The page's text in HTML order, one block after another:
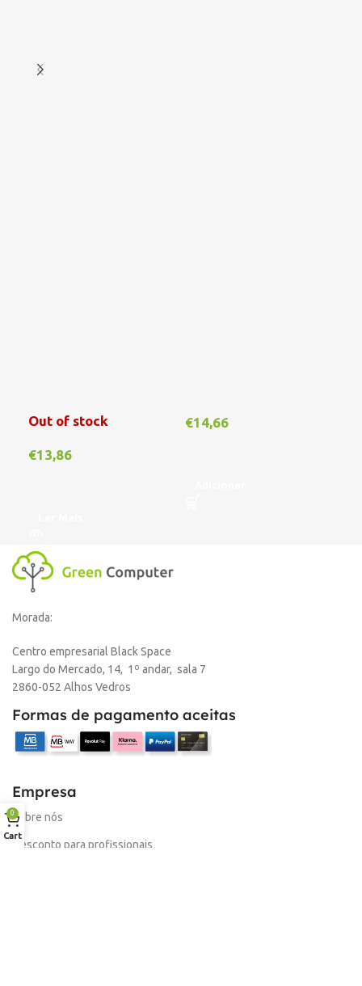
Out of stock
€13,86
€14,66
Morada:
Centro empresarial Black Space
Largo do Mercado, 14, 1º andar, sala 7
2860-052 Alhos Vedros
Formas de pagamento aceitas
Empresa
Sobre nós
Desconto para profissionais
0
Cart